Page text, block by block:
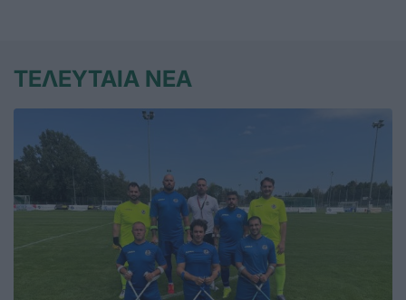
ΤΕΛΕΥΤΑΙΑ ΝΕΑ